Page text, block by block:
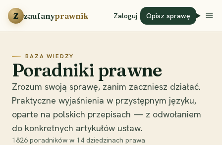
Przejdź do treści
Z zaufanyprawnik Zaloguj Opisz sprawę
BAZA WIEDZY
Poradniki prawne
Zrozum swoją sprawę, zanim zaczniesz działać.
Praktyczne wyjaśnienia w przystępnym języku,
oparte na polskich przepisach — z odwołaniem
do konkretnych artykułów ustaw.
1826 poradników w 14 dziedzinach prawa